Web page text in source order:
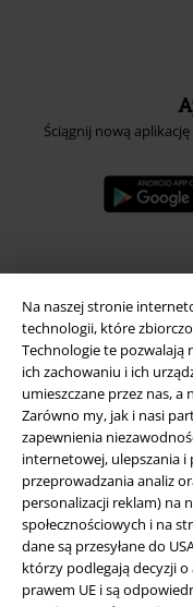
Na naszej stronie
technologii, które
Technologie te pozwalają
ich zachowaniu i ich
umieszczane przez nas,
Zarówno my, jak i nasi
zapewnienia
internetowej, ulepszania i
przeprowadzania analiz
personalizacji reklam) na
społecznościowych i na
dane są przesyłane do
którzy podlegają decyzji
prawem UE i są
Ściągnij nową